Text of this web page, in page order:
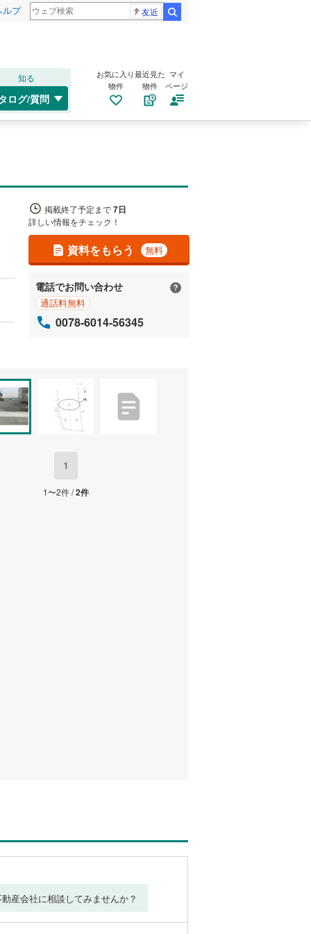
ルプ 友近
知る
ログ/質問
お気に入り
物件
最近見た
物件
マイ
ページ
掲載終了予定まで7日
詳しい情報をチェック！
資料をもらう 無料
電話でお問い合わせ
通話料無料
0078-6014-56345
1
1〜2件 /2件
産会社に相談してみませんか？